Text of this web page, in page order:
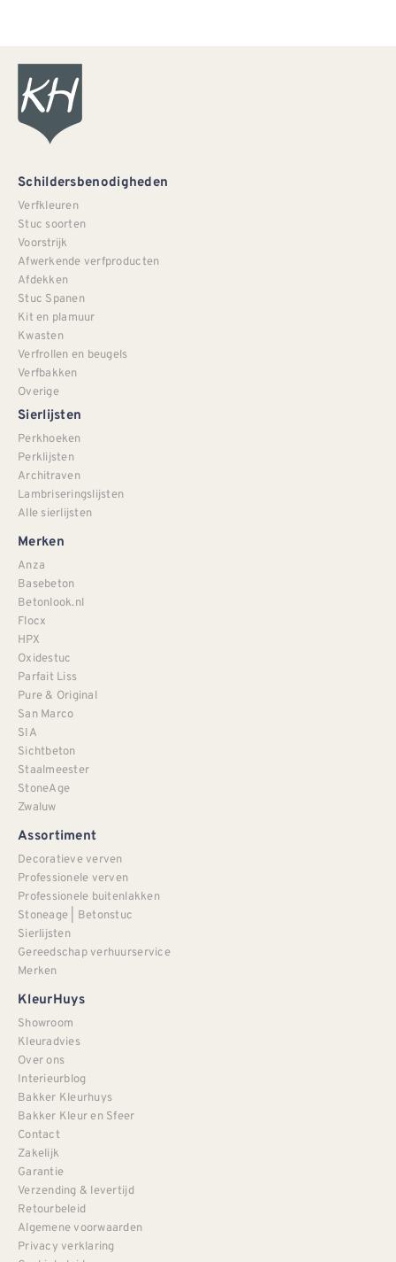
Schildersbenodigheden
Verfkleuren
Stuc soorten
Voorstrijk
Afwerkende verfproducten
Afdekken
Stuc Spanen
Kit en plamuur
Kwasten
Verfrollen en beugels
Verfbakken
Overige
Sierlijsten
Perkhoeken
Perklijsten
Architraven
Lambriseringslijsten
Alle sierlijsten
Merken
Anza
Basebeton
Betonlook.nl
Flocx
HPX
Oxidestuc
Parfait Liss
Pure & Original
San Marco
SIA
Sichtbeton
Staalmeester
StoneAge
Zwaluw
Assortiment
Decoratieve verven
Professionele verven
Professionele buitenlakken
Stoneage | Betonstuc
Sierlijsten
Gereedschap verhuurservice
Merken
KleurHuys
Showroom
Kleuradvies
Over ons
Interieurblog
Bakker Kleurhuys
Bakker Kleur en Sfeer
Contact
Zakelijk
Garantie
Verzending & levertijd
Retourbeleid
Algemene voorwaarden
Privacy verklaring